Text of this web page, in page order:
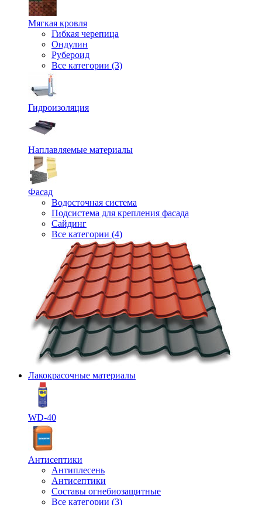
Мягкая кровля
Гибкая черепица
Ондулин
Рубероид
Все категории (3)
Гидроизоляция
Наплавляемые материалы
Фасад
Водосточная система
Подсистема для крепления фасада
Сайдинг
Все категории (4)
Лакокрасочные материалы
WD-40
Антисептики
Антиплесень
Антисептики
Составы огнебиозащитные
Все категории (3)